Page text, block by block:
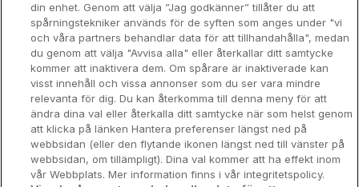
Spahotell
Sydsverige
Om Hotellpremien
Nya hotell
Stadsweekend
din enhet. Genom att välja ”Jag godkänner” tillåter du att
spårningstekniker används för de syften som anges under "vi
och våra partners behandlar data för att tillhandahålla", medan
du genom att välja "Avvisa alla" eller återkallar ditt samtycke
kommer att inaktivera dem. Om spårare är inaktiverade kan
visst innehåll och vissa annonser som du ser vara mindre
relevanta för dig. Du kan återkomma till denna meny för att
ändra dina val eller återkalla ditt samtycke när som helst genom
att klicka på länken Hantera preferenser längst ned på
webbsidan (eller den flytande ikonen längst ned till vänster på
webbsidan, om tillämpligt). Dina val kommer att ha effekt inom
vår Webbplats. Mer information finns i vår integritetspolicy.